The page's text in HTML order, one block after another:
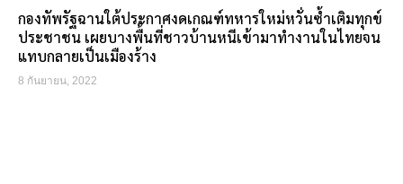
กองทัพรัฐฉานใต้ประกาศงดเกณฑ์ทหารใหม่หวั่นซ้ำเติมทุกข์
ประชาชน เผยบางพื้นที่ชาวบ้านหนีเข้ามาทำงานในไทยจน
แทบกลายเป็นเมืองร้าง
8 กันยายน, 2022